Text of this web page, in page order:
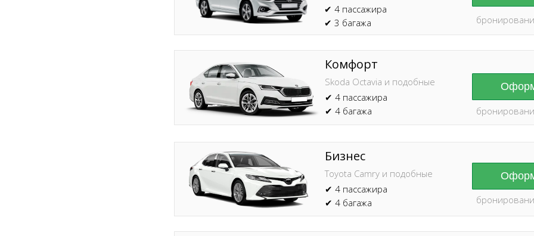
✔ 4 пассажира
✔ 3 багажа
Бизнес
Toyota Camry и подобные
✔ 4 пассажира
✔ 4 багажа
Комфорт
Skoda Octavia и подобные
✔ 4 пассажира
✔ 4 багажа